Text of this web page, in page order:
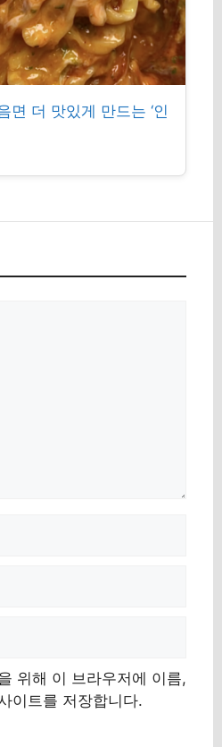
면 더 맛있게 만드는 ‘인
위해 이 브라우저에 이름,
이트를 저장합니다.